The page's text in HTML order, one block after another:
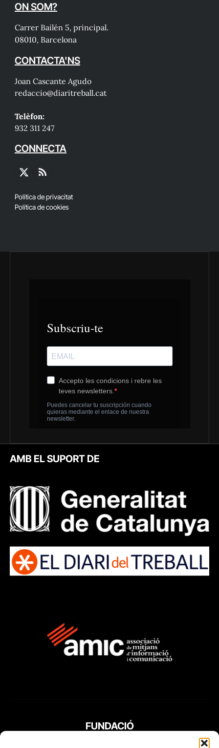
ON SOM?
Carrer Bailén 5, principal.
08010, Barcelona
CONTACTA'NS
Joan Cascante Agudo
redaccio@diaritreball.cat
Telèfon:
932 311 247
CONNECTA
X
RSS
Política de privacitat
Política de cookies
AMB EL SUPORT DE
FUNDACIÓ